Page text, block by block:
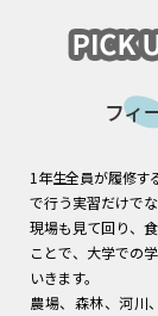
フィ
1年生全員が履修す
で行う実習だけで
現場も見て回り、
ことで、大学での
いきます。
農場、森林、河川